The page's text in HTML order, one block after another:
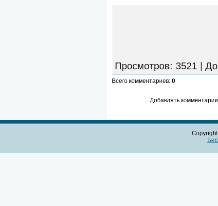
Просмотров: 3521 |
Всего комментариев: 0
Добавлять